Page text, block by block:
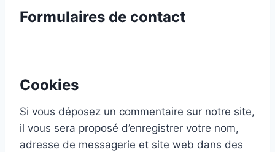
Formulaires de contact
Cookies
Si vous déposez un commentaire sur notre site,
il vous sera proposé d’enregistrer votre nom,
adresse de messagerie et site web dans des